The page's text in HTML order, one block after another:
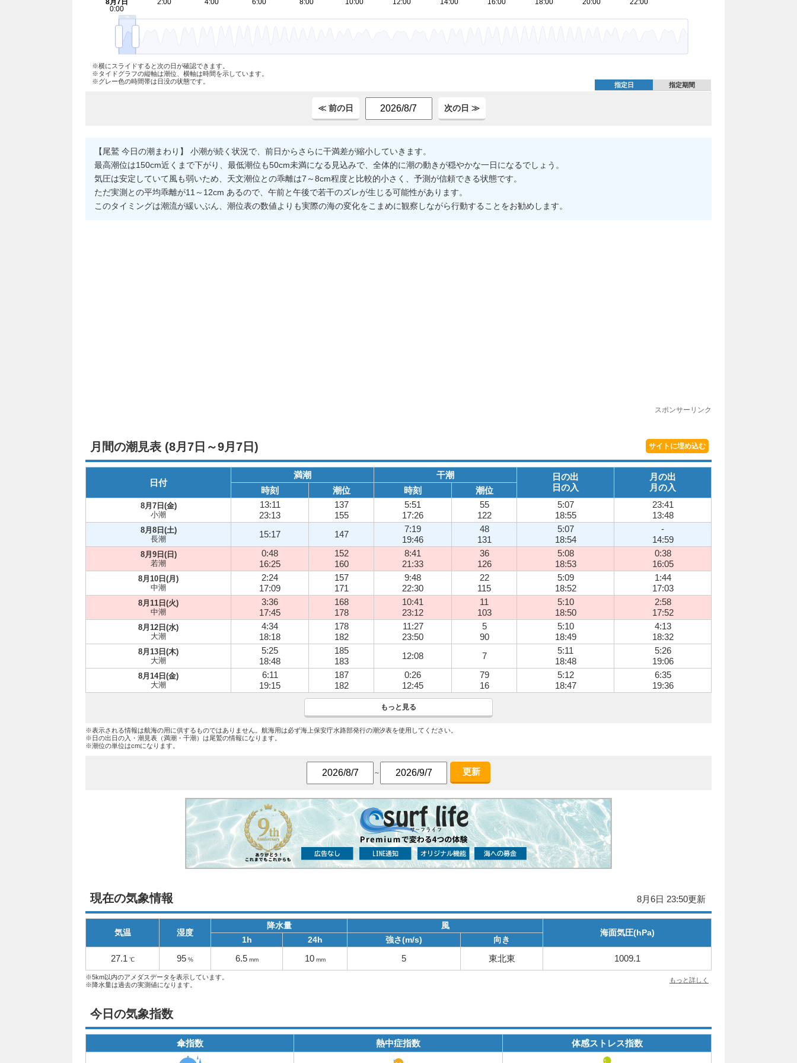
※横にスライドすると次の日が確認できます。
※タイドグラフの縦軸は潮位、横軸は時間を示しています。
※グレー色の時間帯は日没の状態です。
指定日 指定期間
≪ 前の日 次の日 ≫
【尾鷲 今日の潮まわり】 小潮が続く状況で、前日からさらに干満差が縮小していきます。
最高潮位は150cm近くまで下がり、最低潮位も50cm未満になる見込みで、全体的に潮の動きが穏やかな一日になるでしょう。
気圧は安定していて風も弱いため、天文潮位との乖離は7～8cm程度と比較的小さく、予測が信頼できる状態です。
ただ実測との平均乖離が11～12cm あるので、午前と午後で若干のズレが生じる可能性があります。
このタイミングは潮流が緩いぶん、潮位表の数値よりも実際の海の変化をこまめに観察しながら行動することをお勧めします。
スポンサーリンク
月間の潮見表 (8月7日～9月7日) サイトに埋め込む
日付
満潮 干潮
日の出
日の入
月の出
月の入
時刻 潮位 時刻 潮位
8月7日(金)
小潮
13:11
23:13
137
155
5:51
17:26
55
122
5:07
18:55
23:41
13:48
8月8日(土)
長潮
15:17 147
7:19
19:46
48
131
5:07
18:54
-
14:59
8月9日(日)
若潮
0:48
16:25
152
160
8:41
21:33
36
126
5:08
18:53
0:38
16:05
8月10日(月)
中潮
2:24
17:09
157
171
9:48
22:30
22
115
5:09
18:52
1:44
17:03
8月11日(火)
中潮
3:36
17:45
168
178
10:41
23:12
11
103
5:10
18:50
2:58
17:52
8月12日(水)
大潮
4:34
18:18
178
182
11:27
23:50
5
90
5:10
18:49
4:13
18:32
8月13日(木)
大潮
5:25
18:48
185
183
12:08 7
5:11
18:48
5:26
19:06
8月14日(金)
大潮
6:11
19:15
187
182
0:26
12:45
79
16
5:12
18:47
6:35
19:36
もっと見る
※表示される情報は航海の用に供するものではありません。航海用は必ず海上保安庁水路部発行の潮汐表を使用してください。
※日の出日の入・潮見表（満潮・干潮）は尾鷲の情報になります。
※潮位の単位はcmになります。
～ 更新
現在の気象情報 8月6日 23:50更新
気温 湿度
降水量 風
海面気圧(hPa)
1h 24h 強さ(m/s) 向き
27.1 ℃ 95 % 6.5 mm 10 mm 5 東北東 1009.1
※5km以内のアメダスデータを表示しています。
※降水量は過去の実測値になります。
もっと詳しく
今日の気象指数
傘指数 熱中症指数 体感ストレス指数